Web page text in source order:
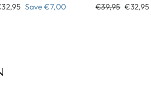
Save€7,00
Regular
€39,95 Sale
€32,95